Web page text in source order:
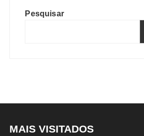
Pesquisar
MAIS VISITADOS